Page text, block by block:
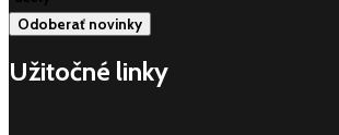
Užitočné linky